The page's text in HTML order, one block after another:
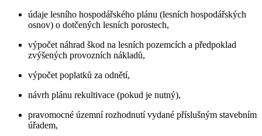
údaje lesního hospodářského plánu (lesních hospodářských
osnov) o dotčených lesních porostech,
výpočet náhrad škod na lesních pozemcích a předpoklad
zvýšených provozních nákladů,
výpočet poplatků za odnětí,
návrh plánu rekultivace (pokud je nutný),
pravomocné územní rozhodnutí vydané příslušným stavebním
úřadem,